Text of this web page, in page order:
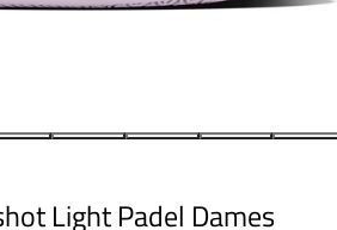
Light Padel Dames